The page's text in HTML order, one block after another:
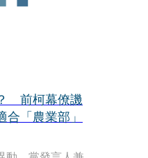
前柯幕僚譏
「農業部」